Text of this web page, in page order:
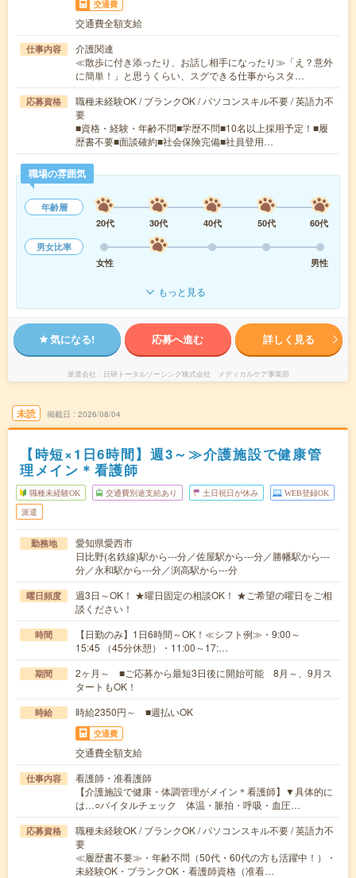
交通費
交通費全額支給
仕事内容
介護関連
≪散歩に付き添ったり、お話し相手になったり≫「え？意外
に簡単！」と思うくらい、スグできる仕事からスタ…
応募資格
職種未経験OK / ブランクOK / パソコンスキル不要 / 英語力不
要
■資格・経験・年齢不問■学歴不問■10名以上採用予定！■履
歴書不要■面談確約■社会保険完備■社員登用…
職場の雰囲気
年齢層
20代
30代 40代 50代
60代
男女比率
女性
男性
もっと見る
気になる! 応募へ進む 詳しく見る
派遣会社 日研トータルソーシング株式会社 メディカルケア事業部
未読 掲載日 2026/08/04
【時短×1日6時間】週3～≫介護施設で健康管
理メイン＊看護師
職種未経験OK 交通費別途支給あり 土日祝日が休み WEB登録OK
派遣
勤務地
愛知県愛西市
日比野(名鉄線)駅から---分／佐屋駅から---分／勝幡駅から---
分／永和駅から---分／渕高駅から---分
曜日頻度
週3日～OK！ ★曜日固定の相談OK！ ★ご希望の曜日をご相
談ください！
時間
【日勤のみ】1日6時間～OK！≪シフト例≫・9:00～
15:45 （45分休憩）・11:00～17:…
期間
2ヶ月～ ■ご応募から最短3日後に開始可能 8月～、9月ス
タートもOK！
時給 時給2350円～ ■週払いOK
交通費
交通費全額支給
仕事内容
看護師・准看護師
【介護施設で健康・体調管理がメイン＊看護師】▼具体的に
は…○バイタルチェック 体温・脈拍・呼吸・血圧…
応募資格
職種未経験OK / ブランクOK / パソコンスキル不要 / 英語力不
要
≪履歴書不要≫・年齢不問（50代・60代の方も活躍中！）・
未経験OK・ブランクOK・看護師資格（准看…